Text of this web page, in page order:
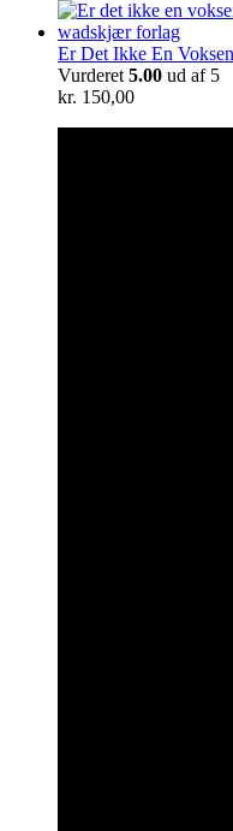
Er Det Ikke En
Vurderet 5.00 ud af 5
kr. 150,00